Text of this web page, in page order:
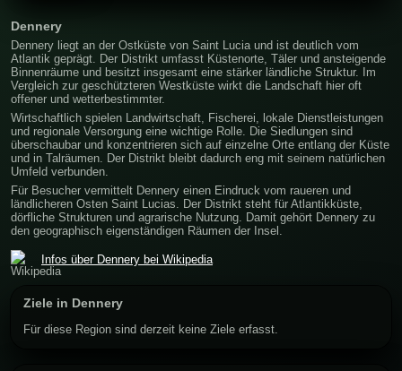
Dennery
Dennery liegt an der Ostküste von Saint Lucia und ist deutlich vom
Atlantik geprägt. Der Distrikt umfasst Küstenorte, Täler und ansteigende
Binnenräume und besitzt insgesamt eine stärker ländliche Struktur. Im
Vergleich zur geschützteren Westküste wirkt die Landschaft hier oft
offener und wetterbestimmter.
Wirtschaftlich spielen Landwirtschaft, Fischerei, lokale Dienstleistungen
und regionale Versorgung eine wichtige Rolle. Die Siedlungen sind
überschaubar und konzentrieren sich auf einzelne Orte entlang der Küste
und in Talräumen. Der Distrikt bleibt dadurch eng mit seinem natürlichen
Umfeld verbunden.
Für Besucher vermittelt Dennery einen Eindruck vom raueren und
ländlicheren Osten Saint Lucias. Der Distrikt steht für Atlantikküste,
dörfliche Strukturen und agrarische Nutzung. Damit gehört Dennery zu
den geographisch eigenständigen Räumen der Insel.
Infos über Dennery bei Wikipedia
Ziele in Dennery
Für diese Region sind derzeit keine Ziele erfasst.